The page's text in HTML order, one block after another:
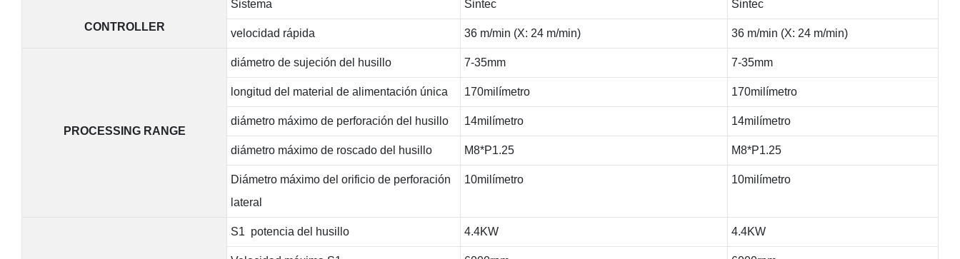
CONTROLLER
Sistema Sintec Sintec
velocidad rápida 36 m/min (X: 24 m/min) 36 m/min (X: 24 m/min)
PROCESSING RANGE
diámetro de sujeción del husillo 7-35mm 7-35mm
longitud del material de alimentación única 170milímetro 170milímetro
diámetro máximo de perforación del husillo 14milímetro 14milímetro
diámetro máximo de roscado del husillo M8*P1.25 M8*P1.25
Diámetro máximo del orificio de perforación
lateral
10milímetro 10milímetro
S1 potencia del husillo 4.4KW 4.4KW